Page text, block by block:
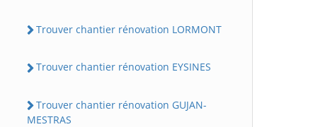
Trouver chantier rénovation LORMONT
Trouver chantier rénovation EYSINES
Trouver chantier rénovation GUJAN-
MESTRAS